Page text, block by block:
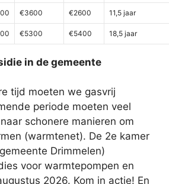
€3600 €2600 11,5 jaar
€5300 €5400 18,5 jaar
in de gemeente
tijd moeten we gasvrij
periode moeten veel
schonere manieren om
(warmtenet). De 2e kamer
Drimmelen)
voor warmtepompen en
2026. Kom in actie! En